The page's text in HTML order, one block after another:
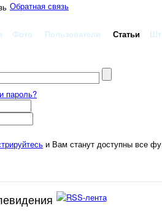
Обратная связь
Фото Пользователи Статьи
пароль?
и Вам станут доступны все